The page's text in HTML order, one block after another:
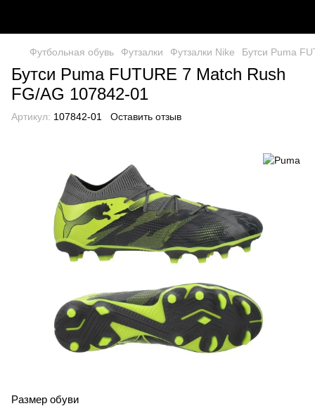
Футбольная обувь Футзалки Футзалки Nike Бутси Puma
Бутси Puma FUTURE 7 Match Rush
FG/AG 107842-01
Артикул: 107842-01 Оставить отзыв
Размер обуви